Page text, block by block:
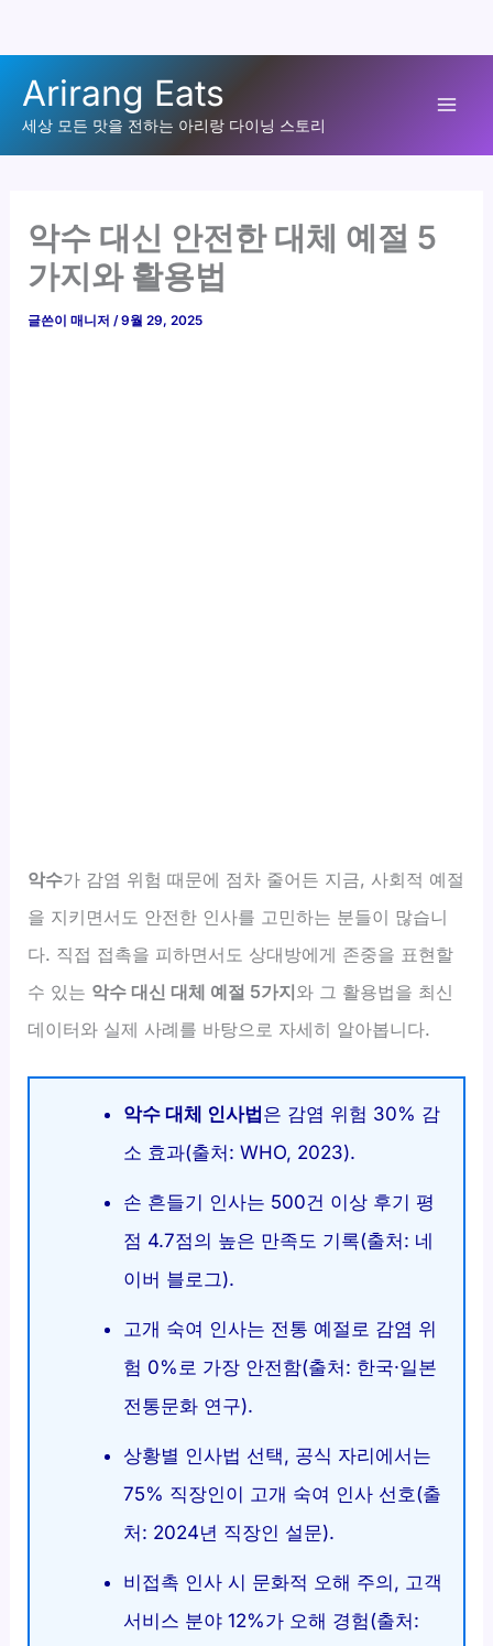
로
Arirang Eats
세상 모든 맛을 전하는 아리랑 다이닝 스토리
악수 대신 안전한 대체 예절 5
가지와 활용법
글쓴이매니저/9월 29, 2025
악수가 감염 위험 때문에 점차 줄어든 지금, 사회적 예절
을 지키면서도 안전한 인사를 고민하는 분들이 많습니
다. 직접 접촉을 피하면서도 상대방에게 존중을 표현할
수 있는 악수 대신 대체 예절 5가지와 그 활용법을 최신
데이터와 실제 사례를 바탕으로 자세히 알아봅니다.
악수 대체 인사법 은 감염 위험 30% 감
소 효과(출처: WHO, 2023).
손 흔들기 인사는 500건 이상 후기 평
점 4.7점의 높은 만족도 기록(출처: 네
이버 블로그).
고개 숙여 인사는 전통 예절로 감염 위
험 0%로 가장 안전함(출처: 한국·일본
전통문화 연구).
상황별 인사법 선택, 공식 자리에서는
75% 직장인이 고개 숙여 인사 선호(출
처: 2024년 직장인 설문).
비접촉 인사 시 문화적 오해 주의, 고객
서비스 분야 12%가 오해 경험(출처: